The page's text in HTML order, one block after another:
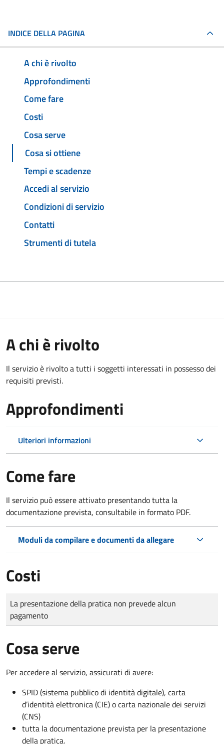
INDICE DELLA PAGINA
A chi è rivolto
Approfondimenti
Come fare
Costi
Cosa serve
Cosa si ottiene
Tempi e scadenze
Accedi al servizio
Condizioni di servizio
Contatti
Strumenti di tutela
A chi è rivolto
Il servizio è rivolto a tutti i soggetti interessati in possesso dei
requisiti previsti.
Approfondimenti
Ulteriori informazioni
Come fare
Il servizio può essere attivato presentando tutta la
documentazione prevista, consultabile in formato PDF.
Moduli da compilare e documenti da allegare
Costi
Tipo di pagamento
Importo
La presentazione della pratica non prevede alcun
pagamento
Cosa serve
Per accedere al servizio, assicurati di avere:
SPID (sistema pubblico di identità digitale), carta
d’identità elettronica (CIE) o carta nazionale dei servizi
(CNS)
tutta la documentazione prevista per la presentazione
della pratica.